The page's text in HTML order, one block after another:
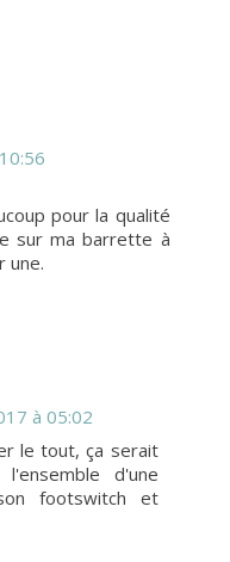
pour la qualité
sur ma barrette à
une.
à 05:02
le tout, ça serait
d'une
footswitch et